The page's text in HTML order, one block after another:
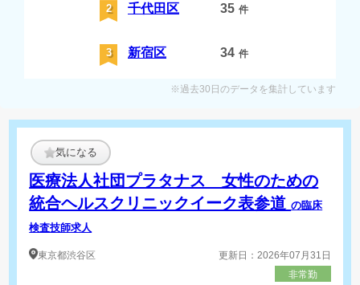
2 千代田区 35 件
3 新宿区 34 件
※過去30日のデータを集計しています
気になる
医療法人社団プラタナス 女性のための
統合ヘルスクリニックイーク表参道の臨床
検査技師求人
東京都渋谷区
更新日：2026年07月31日
非常勤